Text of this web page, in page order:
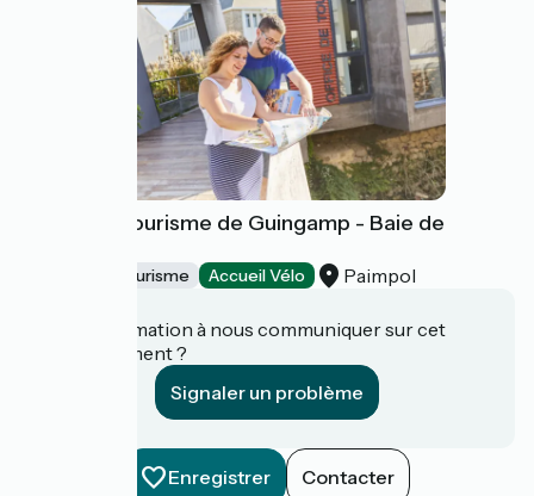
Office de Tourisme de Guingamp - Baie de
Offices de Tourisme Accueil Vélo Paimpol
Une information à nous communiquer sur cet
établissement ?
Signaler un problème
Enregistrer Contacter